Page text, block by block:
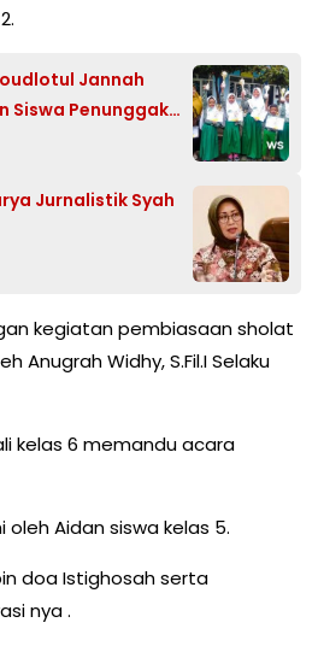
Jannah
Siswa Penunggak
Jurnalistik Syah
kegiatan pembiasaan sholat
Anugrah Widhy, S.Fil.I Selaku
kelas 6 memandu acara
Aidan siswa kelas 5.
doa Istighosah serta
nya .